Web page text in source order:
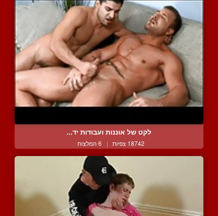
לקט של אוננות ועבודות יד...
18742 צפיות | 6 המלצות